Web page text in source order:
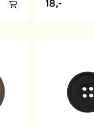
18,-